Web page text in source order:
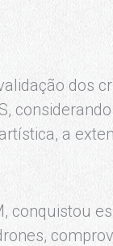
dos
a
conquistou